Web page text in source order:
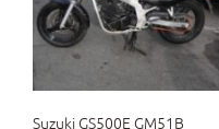
Suzuki GS500E GM51B